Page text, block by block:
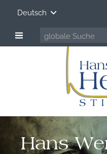
Deutsch
Hans